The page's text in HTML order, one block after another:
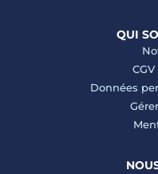
QUI
CGV
Données